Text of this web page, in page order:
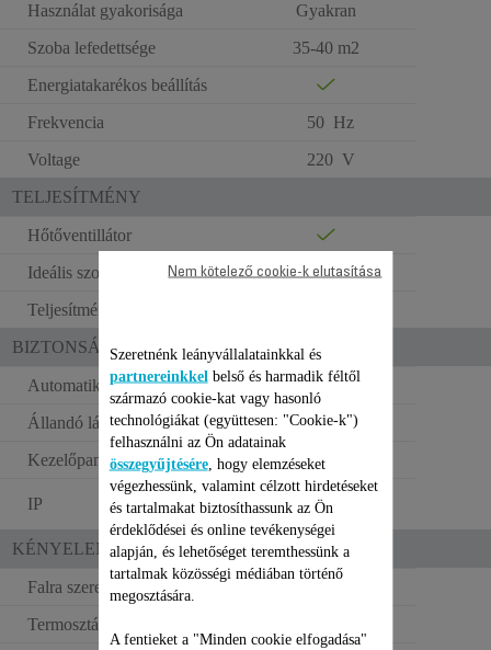
Használat gyakorisága
Gyakran
Szoba lefedettsége
35-40 m2
Energiatakarékos beállítás
Frekvencia
50 Hz
Voltage
220 V
TELJESÍTMÉNY
Hőtőventillátor
Ideális szobaméret (m2)
30
Teljesítmény
BIZTONSÁG
Automatikus kikapcsolás
Állandó láng
Kezelőpanel borítása
IP
21 – fürdőszobai
használatra
KÉNYELEM A HASZNÁLATBAN
Falra szerelhető
Termosztát
Szeretnénk leányvállalatainkkal és
partnereinkkel belső és harmadik féltől
származó cookie-kat vagy hasonló
technológiákat (együttesen: "Cookie-k")
felhasználni az Ön adatainak
összegyűjtésére, hogy elemzéseket
végezhessünk, valamint célzott hirdetéseket
és tartalmakat biztosíthassunk az Ön
érdeklődései és online tevékenységei
alapján, és lehetőséget teremthessünk a
tartalmak közösségi médiában történő
megosztására.
A fentieket a "Minden cookie elfogadása"
Nem kötelező cookie-k elutasítása